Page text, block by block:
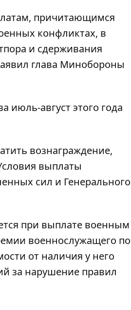
причитающимся
конфликтах, в
и сдерживания
глава Минобороны
август этого года
вознаграждение,
выплаты
сил и Генерального
при выплате военным
военнослужащего по
от наличия у него
за нарушение правил